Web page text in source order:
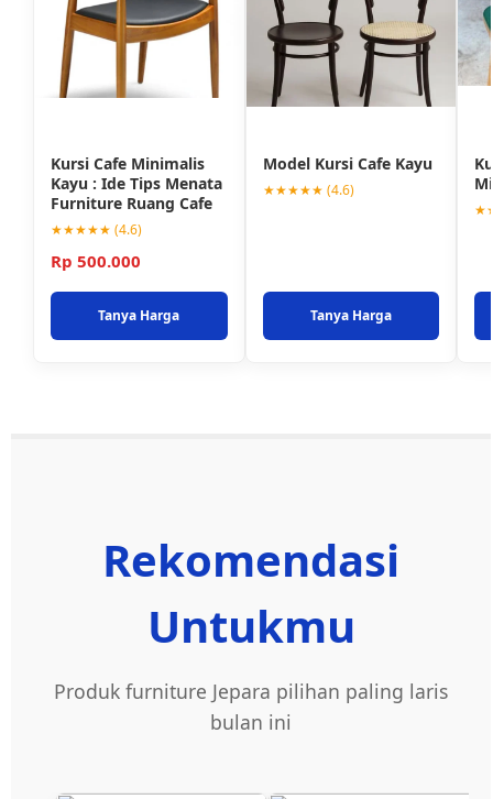
Kursi Cafe Minimalis
Kayu : Ide Tips Menata
Furniture Ruang Cafe
★★★★★ (4.6)
Rp 500.000
Tanya Harga
Model Kursi Cafe Kayu
★★★★★ (4.6)
Tanya Harga
Rekomendasi
Untukmu
Produk furniture Jepara pilihan paling laris
bulan ini